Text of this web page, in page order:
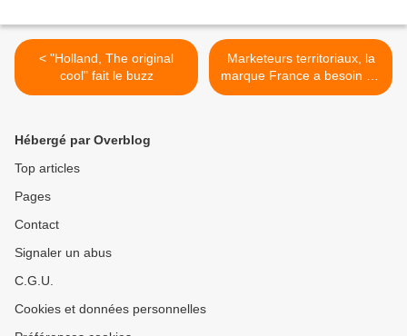
< "Holland, The original
cool" fait le buzz
Marketeurs territoriaux, la
marque France a besoin de
vous ! >
Hébergé par Overblog
Top articles
Pages
Contact
Signaler un abus
C.G.U.
Cookies et données personnelles